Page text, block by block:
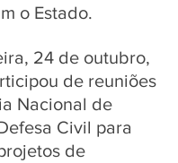
o Estado.
24 de outubro,
de reuniões
Nacional de
Civil para
de